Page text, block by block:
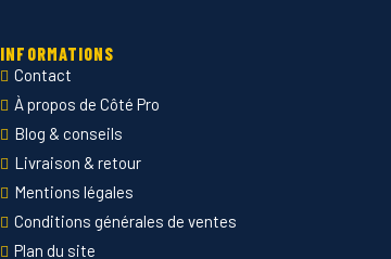
INFORMATIONS
Contact
À propos de Côté Pro
Blog & conseils
Livraison & retour
Mentions légales
Conditions générales de ventes
Plan du site